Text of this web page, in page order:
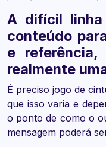
A difícil
conteúdo
e
realmente
É preciso jogo de
que isso varia e
o ponto de como o
mensagem poderá